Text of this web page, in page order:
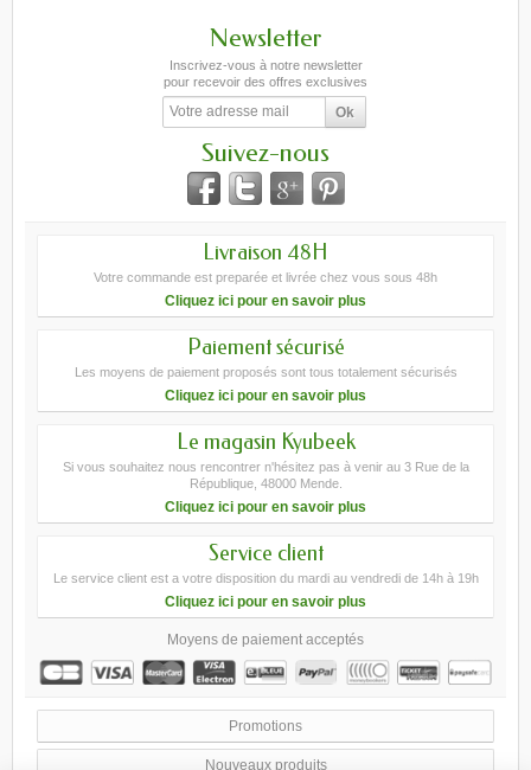
Newsletter
Inscrivez-vous à notre newsletter
pour recevoir des offres exclusives
Suivez-nous
Livraison 48H
Votre commande est preparée et livrée chez vous sous 48h
Cliquez ici pour en savoir plus
Paiement sécurisé
Les moyens de paiement proposés sont tous totalement sécurisés
Cliquez ici pour en savoir plus
Le magasin Kyubeek
Si vous souhaitez nous rencontrer n'hésitez pas à venir au 3 Rue de la
République, 48000 Mende.
Cliquez ici pour en savoir plus
Service client
Le service client est a votre disposition du mardi au vendredi de 14h à 19h
Cliquez ici pour en savoir plus
Moyens de paiement acceptés
Promotions
Nouveaux produits